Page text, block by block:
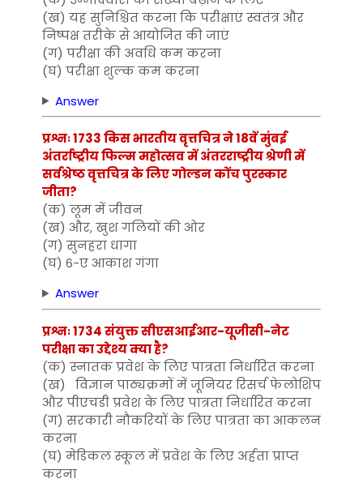
(ख) यह सुनिश्चित करना कि परीक्षाएं स्वतंत्र और
निष्पक्ष तरीके से आयोजित की जाएं
(ग) परीक्षा की अवधि कम करना
(घ) परीक्षा शुल्क कम करना
Answer
प्रश्नः 1733 किस भारतीय वृत्तचित्र ने 18वें मुंबई
अंतर्राष्ट्रीय फिल्म महोत्सव में अंतरराष्ट्रीय श्रेणी में
सर्वश्रेष्ठ वृत्तचित्र के लिए गोल्डन कोंच पुरस्कार
जीता?
(क) लूम में जीवन
(ख) और, खुश गलियों की ओर
(ग) सुनहरा धागा
(घ) 6-ए आकाश गंगा
Answer
प्रश्नः 1734 संयुक्त सीएसआईआर-यूजीसी-नेट
परीक्षा का उद्देश्य क्या है?
(क) स्नातक प्रवेश के लिए पात्रता निर्धारित करना
(ख) विज्ञान पाठ्यक्रमों में जूनियर रिसर्च फेलोशिप
और पीएचडी प्रवेश के लिए पात्रता निर्धारित करना
(ग) सरकारी नौकरियों के लिए पात्रता का आकलन
करना
(घ) मेडिकल स्कूल में प्रवेश के लिए अर्हता प्राप्त
करना